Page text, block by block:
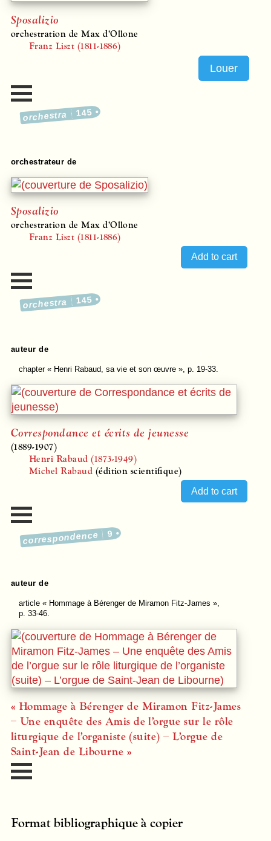
Sposalizio
orchestration de Max d’Ollone
Franz Liszt (1811-1886)
Louer
orchestra 145
orchestrateur de
Sposalizio
orchestration de Max d’Ollone
Franz Liszt (1811-1886)
orchestra 145
auteur de
chapter« Henri Rabaud, sa vie et son œuvre », p. 19-33.
Correspondance et écrits de jeunesse
(1889-1907)
Henri Rabaud (1873-1949)
Michel Rabaud (édition scientifique)
correspondence 9
auteur de
article« Hommage à Bérenger de Miramon Fitz-James »,
p. 33-46.
« Hommage à Bérenger de Miramon Fitz-James
– Une enquête des Amis de l’orgue sur le rôle
liturgique de l’organiste (suite) – L’orgue de
Saint-Jean de Libourne »
Format bibliographique à copier